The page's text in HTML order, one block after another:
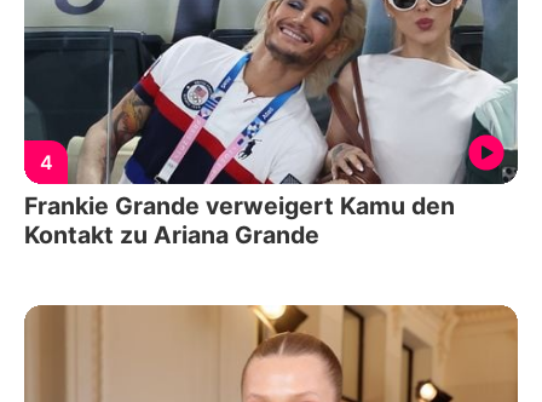
4
Frankie Grande verweigert Kamu den
Kontakt zu Ariana Grande